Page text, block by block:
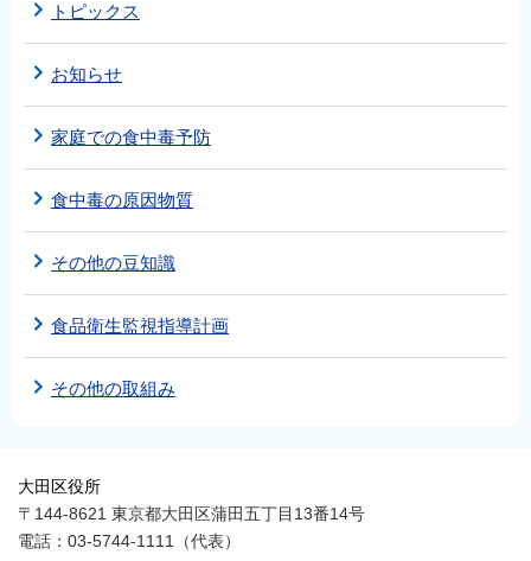
トピックス
お知らせ
家庭での食中毒予防
食中毒の原因物質
その他の豆知識
食品衛生監視指導計画
その他の取組み
大田区役所
〒144-8621 東京都大田区蒲田五丁目13番14号
電話：03-5744-1111（代表）